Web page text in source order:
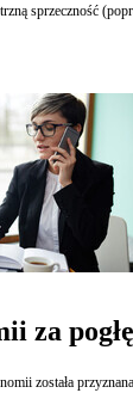
sprzeczność
za